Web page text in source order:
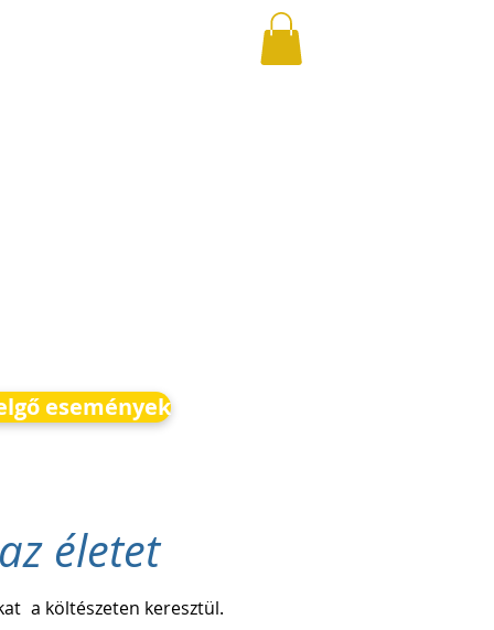
események
életet
a költészeten keresztül.